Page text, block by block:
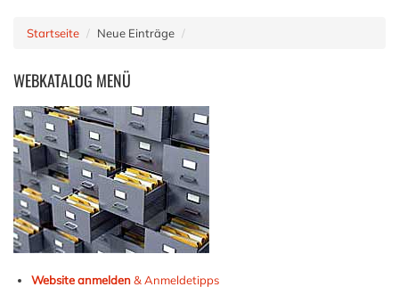
Startseite Neue Einträge
WEBKATALOG MENÜ
Website anmelden& Anmeldetipps